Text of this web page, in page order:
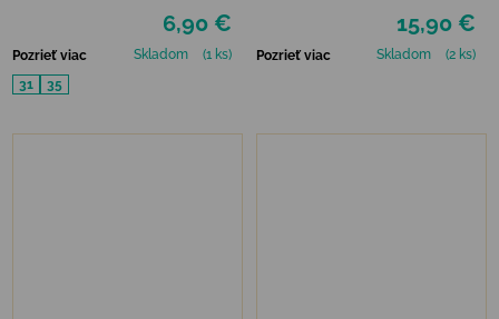
6,90 €
Pozrieť viac Skladom
(1 ks)
31
35
15,90 €
Pozrieť viac Skladom (2 ks)